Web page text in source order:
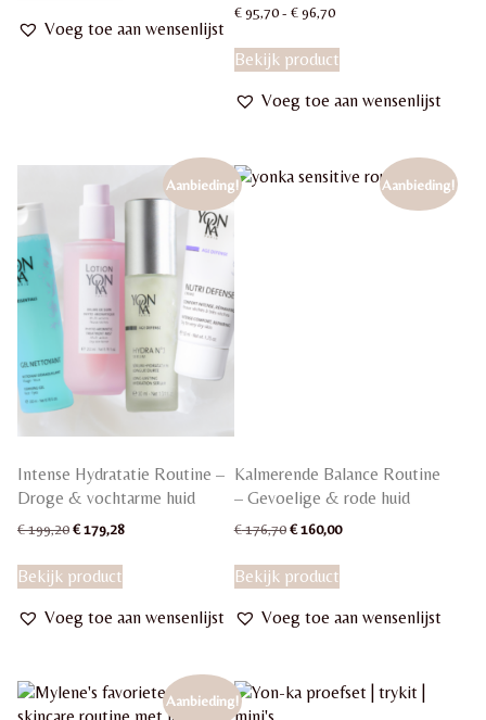
Voeg toe aan wensenlijst
€95,70 - €96,70Prijsklasse:
tot
€ 96,70
Bekijk productproduct
meerdere
optie
Voeg toe aan wensenlijst
Aanbieding!
Intense Hydratatie Routine –
Droge & vochtarme huid
€199,20Oorspronkelijke
was:
€ 199,20.
€179,28Huidige
Bekijk product
Voeg toe aan wensenlijst
Aanbieding!
Kalmerende Balance Routine
– Gevoelige & rode huid
€176,70 Oorspronkelijke
was:
€ 176,70.
€160,00Huidige
Bekijk product
Voeg toe aan wensenlijst
Aanbieding!